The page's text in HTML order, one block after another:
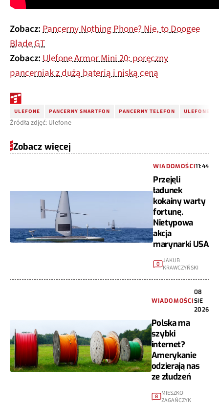
Zobacz:Pancerny Nothing Phone? Nie, to Doogee
Blade GT
Zobacz:Ulefone Armor Mini 20: poręczny
pancerniak z dużą baterią i niską ceną
ULEFONE PANCERNY SMARTFON PANCERNY TELEFON ULEFONE
Źródła zdjęć: Ulefone
Zobacz więcej
WIADOMOŚCI11:44
Przejęli
ładunek
kokainy warty
fortunę.
Nietypowa
akcja
marynarki USA
0 JAKUB
KRAWCZYŃSKI
WIADOMOŚCI
08
SIE
2026
Polska ma
szybki
internet?
Amerykanie
odzierają nas
ze złudzeń
8 MIESZKO
ZAGAŃCZYK